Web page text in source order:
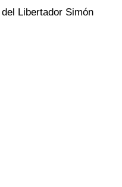
Libertador Simón